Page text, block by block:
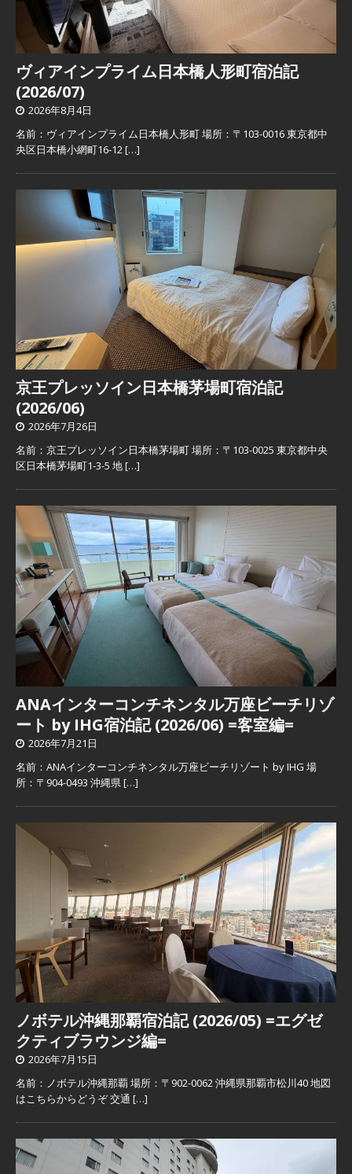
ヴィアインプライム日本橋人形町宿泊記
(2026/07)
2026年8月4日
名前：ヴィアインプライム日本橋人形町 場所：〒103-0016 東京都中
央区日本橋小網町16-12[…]
京王プレッソイン日本橋茅場町宿泊記
(2026/06)
2026年7月26日
名前：京王プレッソイン日本橋茅場町 場所：〒103-0025 東京都中央
区日本橋茅場町1-3-5 地[…]
ANAインターコンチネンタル万座ビーチリゾ
ート by IHG宿泊記 (2026/06) =客室編=
2026年7月21日
名前：ANAインターコンチネンタル万座ビーチリゾート by IHG 場
所：〒904-0493 沖縄県 […]
ノボテル沖縄那覇宿泊記 (2026/05) =エグゼ
クティブラウンジ編=
2026年7月15日
名前：ノボテル沖縄那覇 場所：〒902-0062 沖縄県那覇市松川40 地図
はこちらからどうぞ 交通 […]